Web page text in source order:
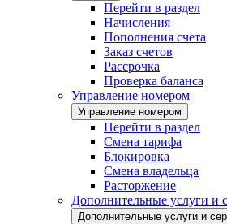
Перейти в раздел
Начисления
Пополнения счета
Заказ счетов
Рассрочка
Проверка баланса
Управление номером
Управление номером
Перейти в раздел
Смена тарифа
Блокировка
Смена владельца
Расторжение
Дополнительные услуги и
Дополнительные услуги и